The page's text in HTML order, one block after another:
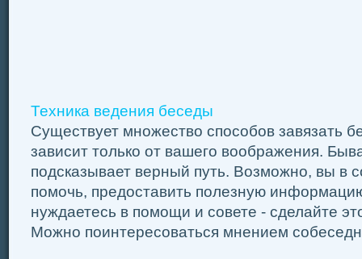
Техника ведения беседы
Существует множество способов завязать
зависит только от вашего воображения.
подсказывает верный путь. Возможно, вы в
помочь, предоставить полезную
нуждаетесь в помощи и совете - сделайте
Можно поинтересоваться мнением